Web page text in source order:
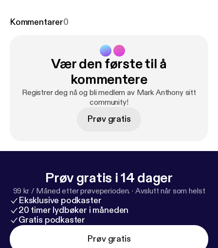
performance and has her fans split... all that and
Kommentarer0
Vær den første til å
kommentere
Registrer deg nå og bli medlem av Mark Anthony sitt
community!
Prøv gratis
Prøv gratis i 14 dager
99 kr / Måned etter prøveperioden. · Avslutt når som helst
Eksklusive podkaster
20 timer lydbøker i måneden
Gratis podkaster
Prøv gratis